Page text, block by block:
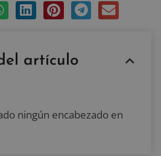
artículo
ningún encabezado en